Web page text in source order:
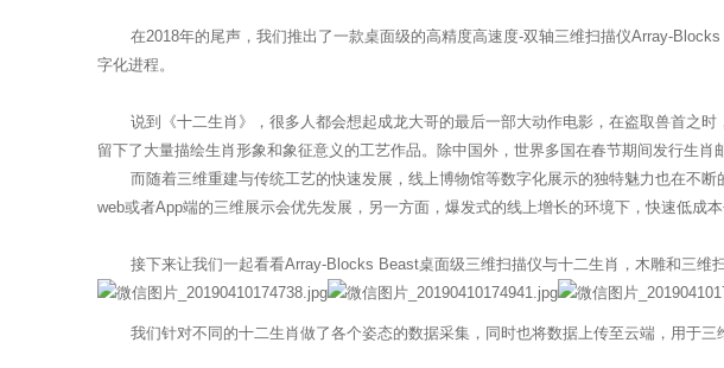
在2018年的尾声，我们推出了一款桌面级的高精度高速度-双轴三维扫描仪Array-Blocks
字化进程。
说到《十二生肖》，很多人都会想起成龙大哥的最后一部大动作电影，在盗取兽首之时
留下了大量描绘生肖形象和象征意义的工艺作品。除中国外，世界多国在春节期间发行生肖
而随着三维重建与传统工艺的快速发展，线上博物馆等数字化展示的独特魅力也在不断
web或者App端的三维展示会优先发展，另一方面，爆发式的线上增长的环境下，快速低成
接下来让我们一起看看Array-Blocks Beast桌面级三维扫描仪与十二生肖，木雕和三维
我们针对不同的十二生肖做了各个姿态的数据采集，同时也将数据上传至云端，用于三